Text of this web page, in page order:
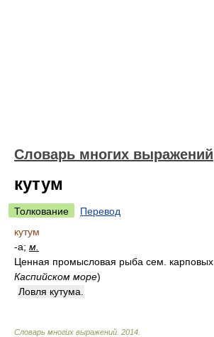
Словарь многих выражений
кутум
Толкование
Перевод
кутум
-а; м.
Ценная промысловая рыба сем. карповых
Каспийском море)
Ловля кутума.
Словарь многих выражений 2014